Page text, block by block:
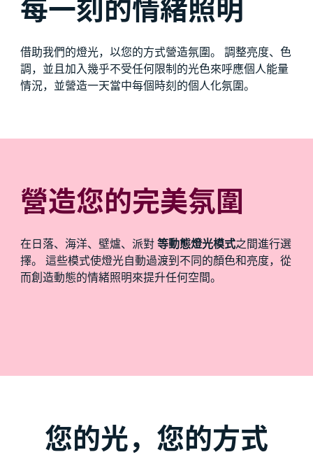
每一刻的情緒照明
借助我們的燈光，以您的方式營造氛圍。 調整亮度、色
調，並且加入幾乎不受任何限制的光色來呼應個人能量
情況，並營造一天當中每個時刻的個人化氛圍。
營造您的完美氛圍
在日落、海洋、壁爐、派對等動態燈光模式之間進行選
擇。 這些模式使燈光自動過渡到不同的顏色和亮度，從
而創造動態的情緒照明來提升任何空間。
您的光，您的方式